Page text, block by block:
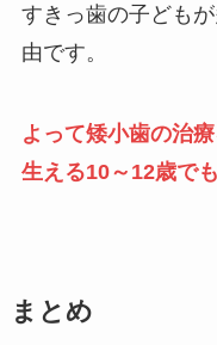
すきっ歯の子ども
由です。
よって矮小歯の治
生える10～12歳で
まとめ